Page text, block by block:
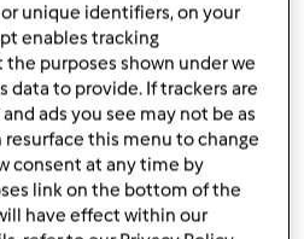
mizunek
01/11/23
moich kolekcji
się przepisem
unique identifiers, on your
enables tracking
purposes shown under we
data to provide. If trackers are
ads you see may not be as
resurface this menu to change
consent at any time by
link on the bottom of the
have effect within our